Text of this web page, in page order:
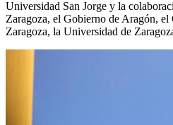
Universidad San Jorge y la
Zaragoza, el Gobierno de Aragón, el
Zaragoza, la Universidad de